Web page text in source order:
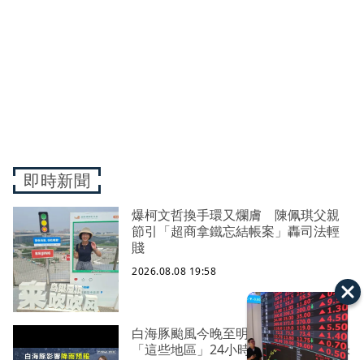
即時新聞
爆柯文哲換手環又爛膚 陳佩琪父親
節引「超商拿鐵忘結帳案」轟司法輕
賤
2026.08.08 19:58
白海豚颱風今晚至明天風雨最劇烈！
「這些地區」24小時雨量恐達400毫米